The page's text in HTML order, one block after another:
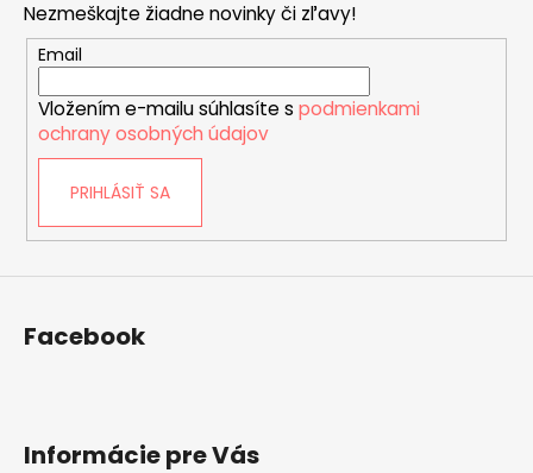
Nezmeškajte žiadne novinky či zľavy!
Email
Vložením e-mailu súhlasíte s podmienkami
ochrany osobných údajov
PRIHLÁSIŤ SA
Facebook
Informácie pre Vás